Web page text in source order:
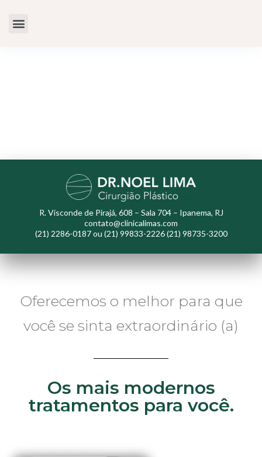
R. Visconde de Pirajá, 608 – Sala 704 – Ipanema, RJ
contato@clinicalimas.com
(21) 2286-0187 ou (21) 99833-2226 (21) 98735-3200
Oferecemos o melhor para que
você se sinta extraordinário (a)
Os mais modernos
tratamentos para você.